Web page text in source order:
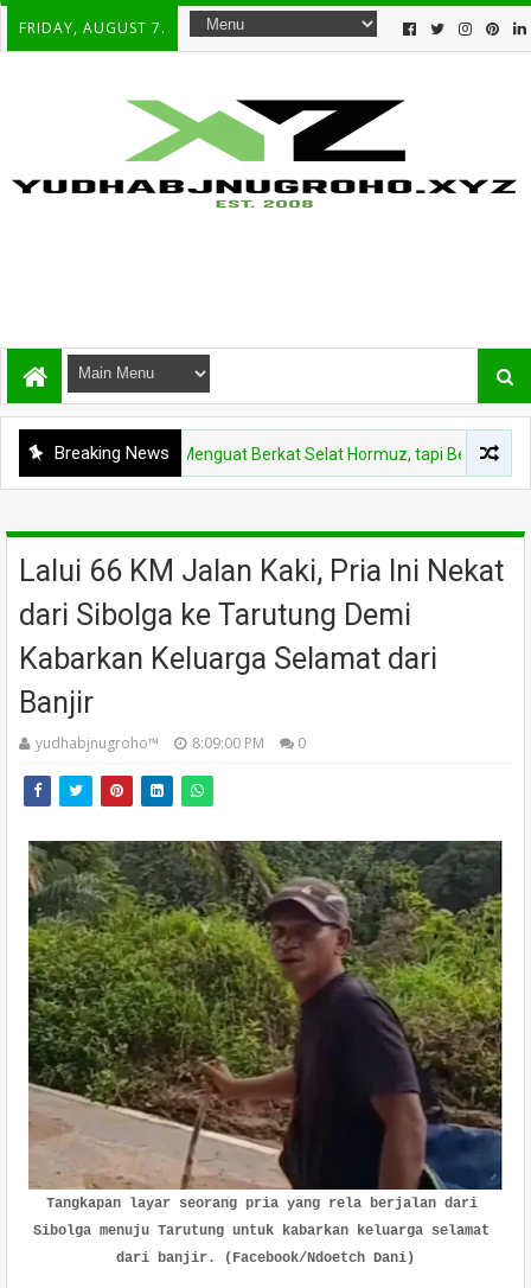
FRIDAY, AUGUST 7.
Breaking News
Rupiah Menguat Berkat Selat Hormuz, tapi Benarkah Ini
Lalui 66 KM Jalan Kaki, Pria Ini Nekat
dari Sibolga ke Tarutung Demi
Kabarkan Keluarga Selamat dari
Banjir
yudhabjnugroho™️ 8:09:00 PM 0
Tangkapan layar seorang pria yang rela berjalan dari
Sibolga menuju Tarutung untuk kabarkan keluarga selamat
dari banjir. (Facebook/Ndoetch Dani)